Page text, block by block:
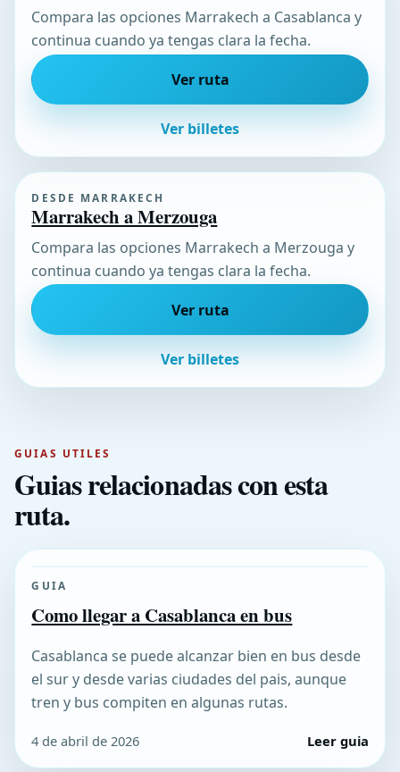
Compara las opciones Marrakech a Casablanca y
continua cuando ya tengas clara la fecha.
Ver ruta
Ver billetes
DESDE MARRAKECH
Marrakech a Merzouga
Compara las opciones Marrakech a Merzouga y
continua cuando ya tengas clara la fecha.
Ver ruta
Ver billetes
GUIAS UTILES
Guias relacionadas con esta
ruta.
GUIA
Como llegar a Casablanca en bus
Casablanca se puede alcanzar bien en bus desde
el sur y desde varias ciudades del pais, aunque
tren y bus compiten en algunas rutas.
4 de abril de 2026 Leer guia